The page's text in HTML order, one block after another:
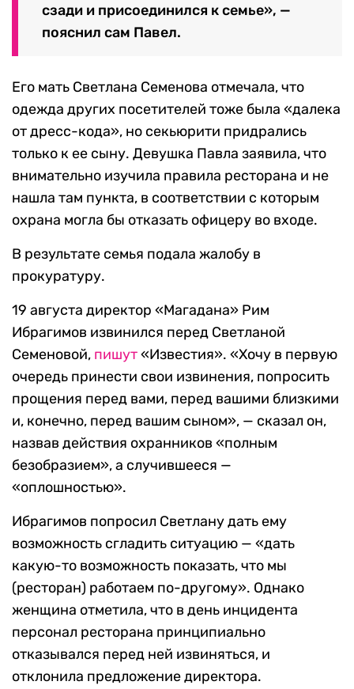
сзади и присоединился к семье», —
пояснил сам Павел.
Его мать Светлана Семенова отмечала, что
одежда других посетителей тоже была «далека
от дресс-кода», но секьюрити придрались
только к ее сыну. Девушка Павла заявила, что
внимательно изучила правила ресторана и не
нашла там пункта, в соответствии с которым
охрана могла бы отказать офицеру во входе.
В результате семья подала жалобу в
прокуратуру.
19 августа директор «Магадана» Рим
Ибрагимов извинился перед Светланой
Семеновой, пишут«Известия». «Хочу в первую
очередь принести свои извинения, попросить
прощения перед вами, перед вашими близкими
и, конечно, перед вашим сыном», — сказал он,
назвав действия охранников «полным
безобразием», а случившееся —
«оплошностью».
Ибрагимов попросил Светлану дать ему
возможность сгладить ситуацию — «дать
какую-то возможность показать, что мы
(ресторан) работаем по-другому». Однако
женщина отметила, что в день инцидента
персонал ресторана принципиально
отказывался перед ней извиняться, и
отклонила предложение директора.